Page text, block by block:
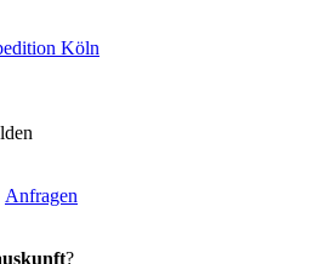
Köln
Anfragen
?